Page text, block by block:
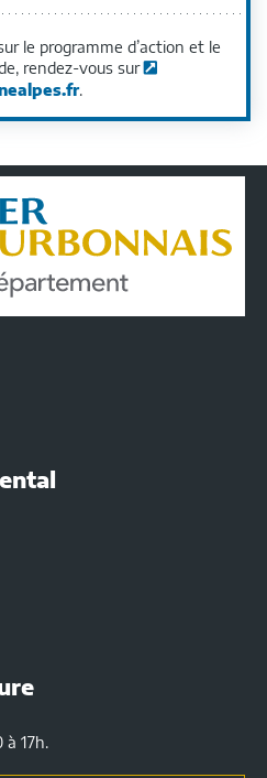
le programme d’action et le
rendez-vous sur
.
à 17h.